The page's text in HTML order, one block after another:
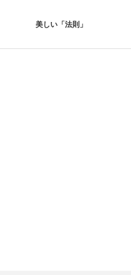
美しい「法則」